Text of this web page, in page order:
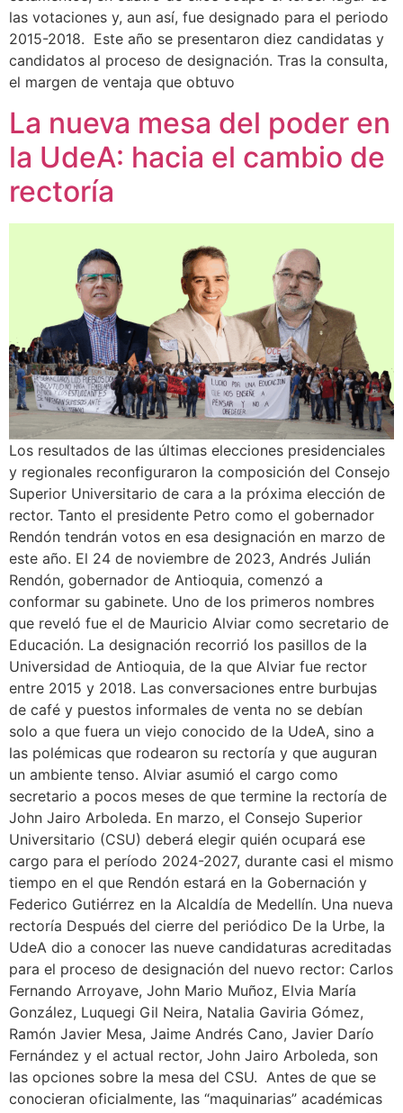
las votaciones y, aun así, fue designado para el periodo
2015-2018. Este año se presentaron diez candidatas y
candidatos al proceso de designación. Tras la consulta,
el margen de ventaja que obtuvo
La nueva mesa del poder en
la UdeA: hacia el cambio de
rectoría
Los resultados de las últimas elecciones presidenciales
y regionales reconfiguraron la composición del Consejo
Superior Universitario de cara a la próxima elección de
rector. Tanto el presidente Petro como el gobernador
Rendón tendrán votos en esa designación en marzo de
este año. El 24 de noviembre de 2023, Andrés Julián
Rendón, gobernador de Antioquia, comenzó a
conformar su gabinete. Uno de los primeros nombres
que reveló fue el de Mauricio Alviar como secretario de
Educación. La designación recorrió los pasillos de la
Universidad de Antioquia, de la que Alviar fue rector
entre 2015 y 2018. Las conversaciones entre burbujas
de café y puestos informales de venta no se debían
solo a que fuera un viejo conocido de la UdeA, sino a
las polémicas que rodearon su rectoría y que auguran
un ambiente tenso. Alviar asumió el cargo como
secretario a pocos meses de que termine la rectoría de
John Jairo Arboleda. En marzo, el Consejo Superior
Universitario (CSU) deberá elegir quién ocupará ese
cargo para el período 2024-2027, durante casi el mismo
tiempo en el que Rendón estará en la Gobernación y
Federico Gutiérrez en la Alcaldía de Medellín. Una nueva
rectoría Después del cierre del periódico De la Urbe, la
UdeA dio a conocer las nueve candidaturas acreditadas
para el proceso de designación del nuevo rector: Carlos
Fernando Arroyave, John Mario Muñoz, Elvia María
González, Luquegi Gil Neira, Natalia Gaviria Gómez,
Ramón Javier Mesa, Jaime Andrés Cano, Javier Darío
Fernández y el actual rector, John Jairo Arboleda, son
las opciones sobre la mesa del CSU. Antes de que se
conocieran oficialmente, las “maquinarias” académicas